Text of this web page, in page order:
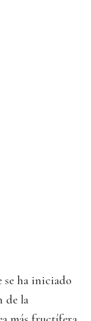
se ha iniciado
de la